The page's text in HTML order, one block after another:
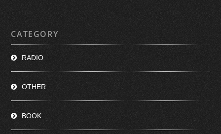
CATEGORY
RADIO
OTHER
BOOK